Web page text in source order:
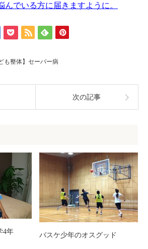
んでいる方に届きますように。
も整体】セーバー病
次の記事
4年
バスケ少年のオスグッド